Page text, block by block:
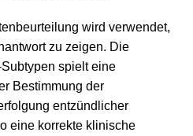
wird verwendet,
zu zeigen. Die
spielt eine
Bestimmung der
entzündlicher
eine korrekte klinische